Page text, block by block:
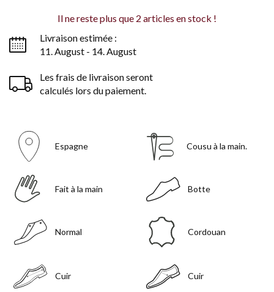
Il ne reste plus que 2 articles en stock !
Livraison estimée :
11. August - 14. August
Les frais de livraison seront
calculés lors du paiement.
Espagne Cousu à la main.
Fait à la main Botte
Normal Cordouan
Cuir Cuir